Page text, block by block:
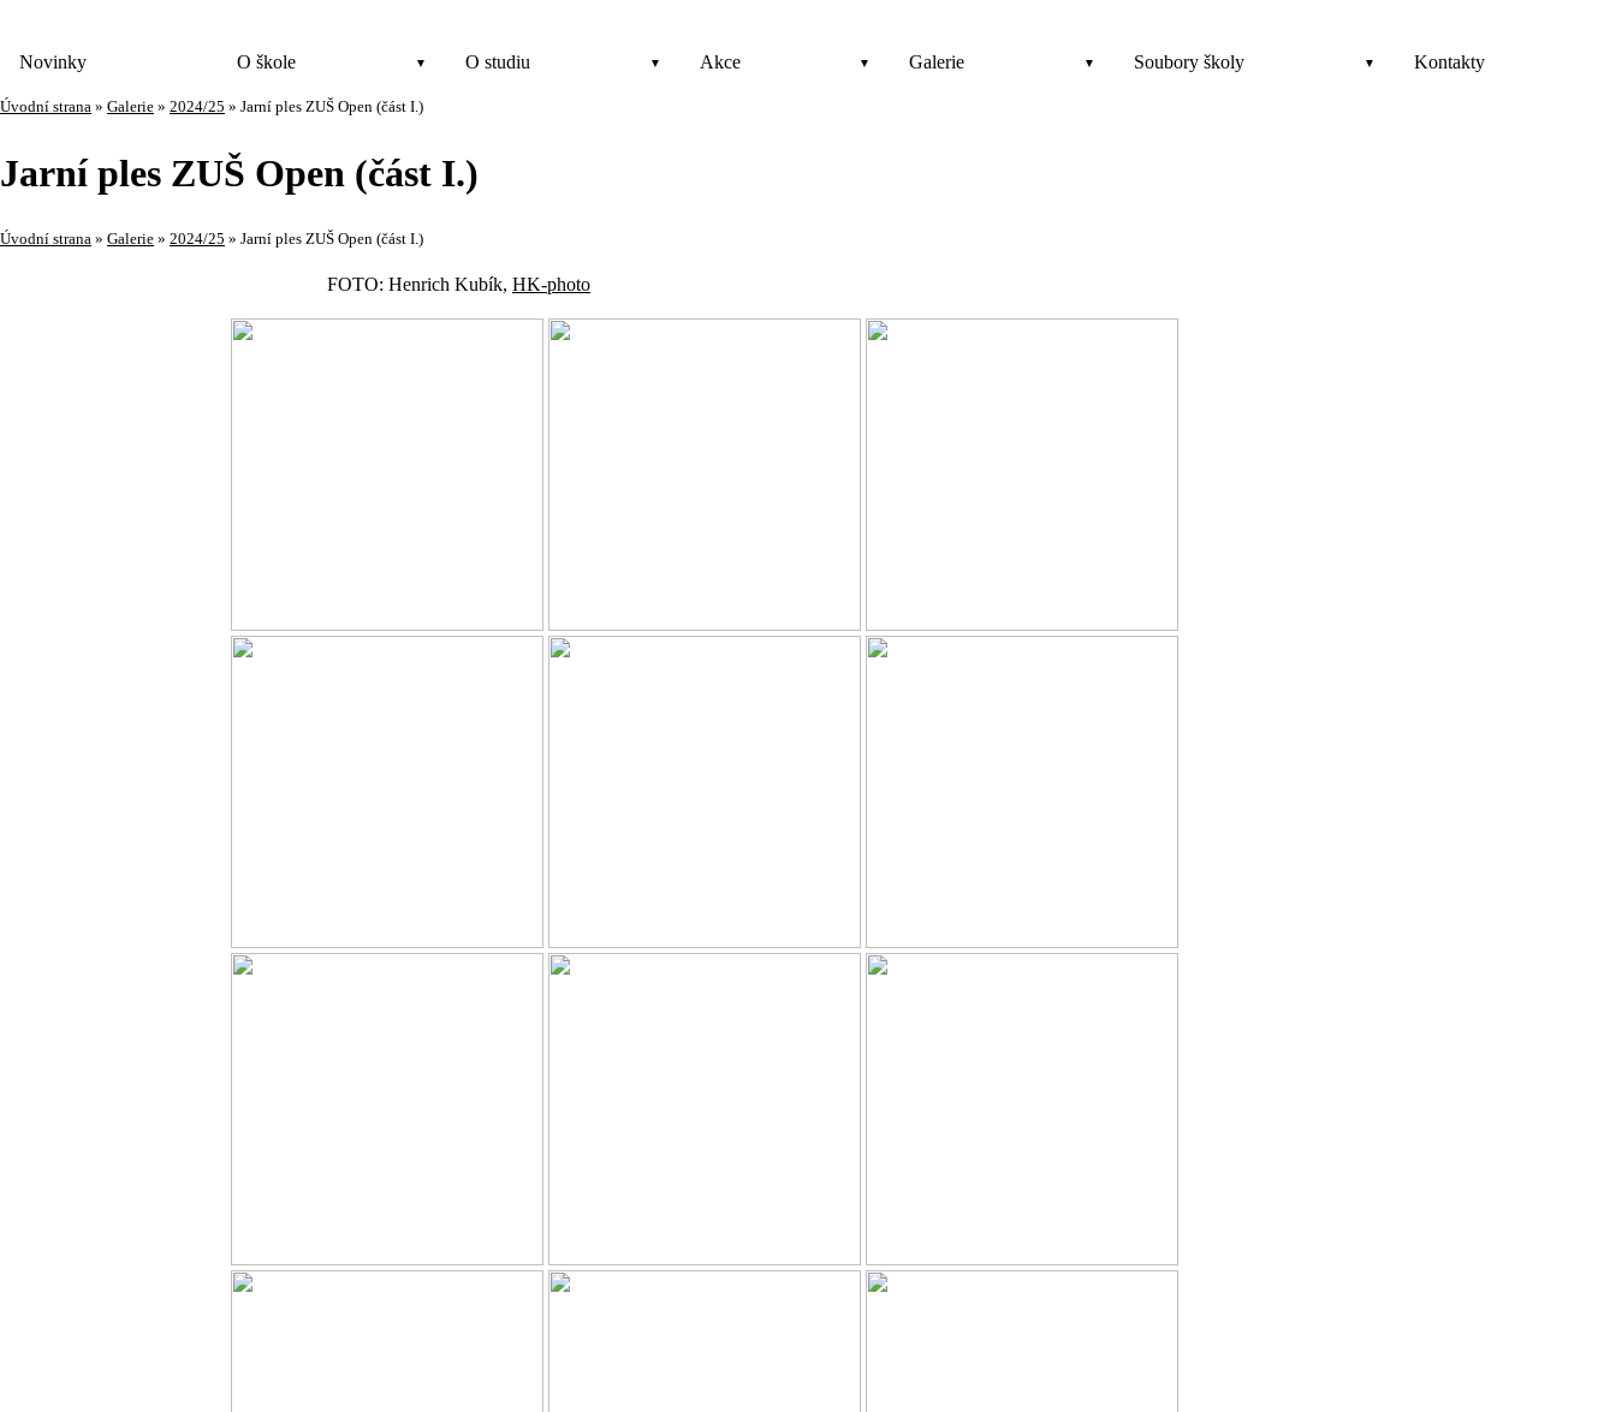
Novinky O škole O studiu Akce Galerie Soubory školy Kontakty
Úvodní strana » Galerie » 2024/25 » Jarní ples ZUŠ Open (část I.)
Jarní ples ZUŠ Open (část I.)
Úvodní strana » Galerie » 2024/25 » Jarní ples ZUŠ Open (část I.)
FOTO: Henrich Kubík, HK-photo